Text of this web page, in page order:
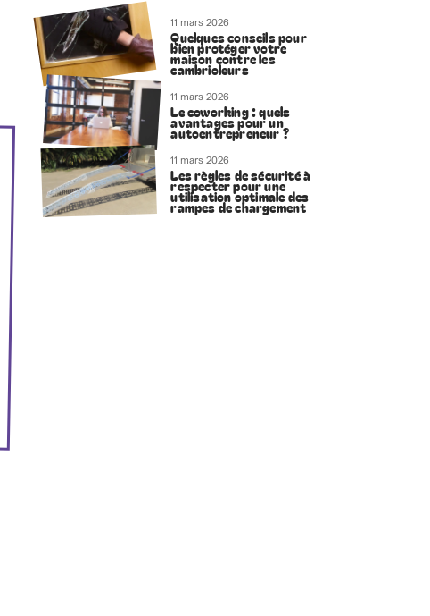
11 mars 2026
Quelques conseils pour
bien protéger votre
maison contre les
cambrioleurs
11 mars 2026
Le coworking : quels
avantages pour un
autoentrepreneur ?
11 mars 2026
Les règles de sécurité à
respecter pour une
utilisation optimale des
rampes de chargement